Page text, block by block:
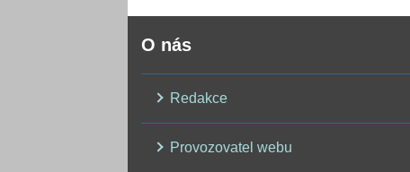
O nás
Redakce
Provozovatel webu